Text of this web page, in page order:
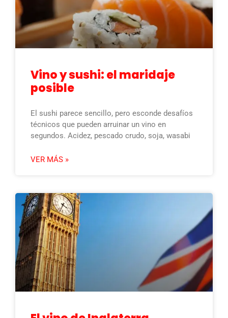
Vino y sushi: el maridaje
posible
El sushi parece sencillo, pero esconde desafíos
técnicos que pueden arruinar un vino en
segundos. Acidez, pescado crudo, soja, wasabi
VER MÁS »